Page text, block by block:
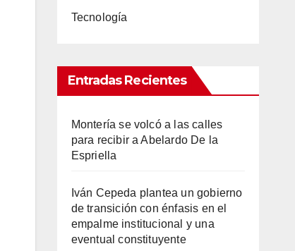
Tecnología
Entradas Recientes
Montería se volcó a las calles
para recibir a Abelardo De la
Espriella
Iván Cepeda plantea un gobierno
de transición con énfasis en el
empalme institucional y una
eventual constituyente